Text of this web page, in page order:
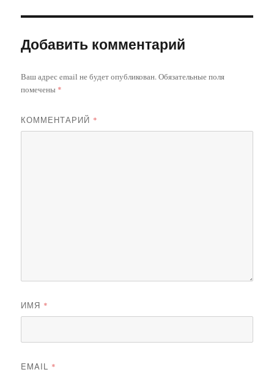
Добавить комментарий
Ваш адрес email не будет опубликован.Обязательные поля
помечены *
КОММЕНТАРИЙ *
ИМЯ *
EMAIL *